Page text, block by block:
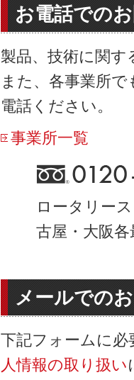
お電話での
製品、技術に関
また、各事業所
電話ください。
事業所一覧
ロータリー
古屋・大阪
メールでの
下記フォームに
人情報の取り扱い